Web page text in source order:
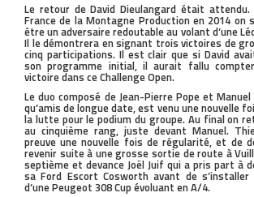
Le retour de David Dieulangard était attendu.
France de la Montagne Production en 2014 on
être un adversaire redoutable au volant d’une
Il le démontrera en signant trois victoires de
cinq participations. Il est clair que si David
son programme initial, il aurait fallu
victoire dans ce Challenge Open.
Le duo composé de Jean-Pierre Pope et
qu’amis de longue date, est venu une nouvelle
la lutte pour le podium du groupe. Au final on
au cinquième rang, juste devant Manuel.
preuve une nouvelle fois de régularité, et de
revenir suite à une grosse sortie de route à
septième et devance Joël Juif qui a pris part à
sa Ford Escort Cosworth avant de
d’une Peugeot 308 Cup évoluant en A/4.